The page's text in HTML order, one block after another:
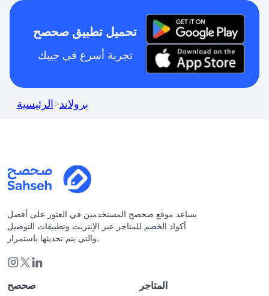
تحميل تطبيق صحصح
تجربة أسرع في جيبك
الرئيسية>برولاند
يساعد موقع صحصح المستخدمين في العثور على أفضل
أكواد الخصم للمتاجر عبر الإنترنت وتطبيقات التوصيل
والتي يتم تحديثها باستمرار.
صحصح المتاجر